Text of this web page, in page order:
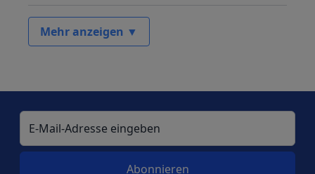
Mehr anzeigen ▼
E-Mail-Adresse